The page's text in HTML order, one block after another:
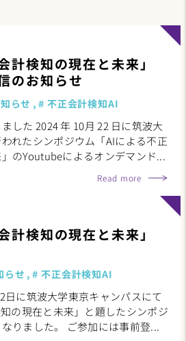
計検知の現在と未来」
のお知らせ
らせ 不正会計検知AI
した 2024 年 10月 22 日に筑波大
れたシンポジウム「AIによる不正
のYoutubeによるオンデマンド...
Read more
計検知の現在と未来」
らせ 不正会計検知AI
日に筑波大学東京キャンパスにて
知の現在と未来」と題したシンポジ
りました。 ご参加には事前登...